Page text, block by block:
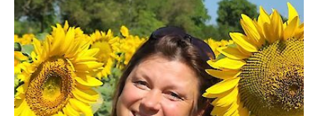
Service & Infos